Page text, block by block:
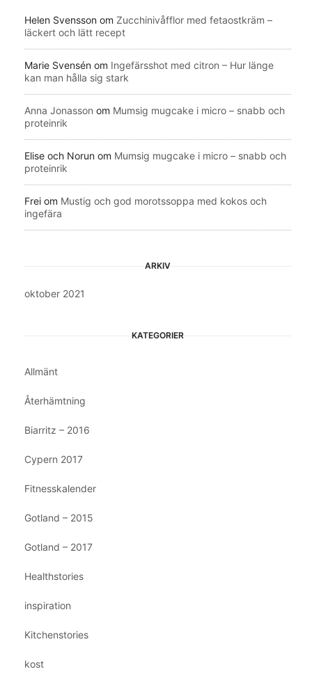
Helen Svensson om Zucchinivåfflor med fetaostkräm –
läckert och lätt recept
Marie Svensén om Ingefärsshot med citron – Hur länge
kan man hålla sig stark
Anna Jonasson om Mumsig mugcake i micro – snabb och
proteinrik
Elise och Norun om Mumsig mugcake i micro – snabb och
proteinrik
Frei om Mustig och god morotssoppa med kokos och
ingefära
ARKIV
oktober 2021
KATEGORIER
Allmänt
Återhämtning
Biarritz – 2016
Cypern 2017
Fitnesskalender
Gotland – 2015
Gotland – 2017
Healthstories
inspiration
Kitchenstories
kost